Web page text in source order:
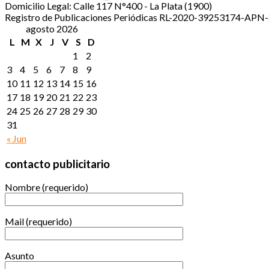
Domicilio Legal: Calle 117 N°400 - La Plata (1900)
Registro de Publicaciones Periódicas RL-2020-39253174-
agosto 2026
L
M X J V S D
« Jun
1
2
3
4 5 6 7 8
9
10 11 12 13 14 15 16
17 18 19 20 21 22 23
24 25 26 27 28 29 30
31
contacto publicitario
Nombre (requerido)
Mail (requerido)
Asunto